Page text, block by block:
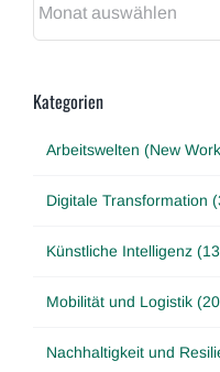
Kategorien
Arbeitswelten (New
Digitale Transformation
Künstliche Intelligenz
Mobilität und Logistik
Nachhaltigkeit und